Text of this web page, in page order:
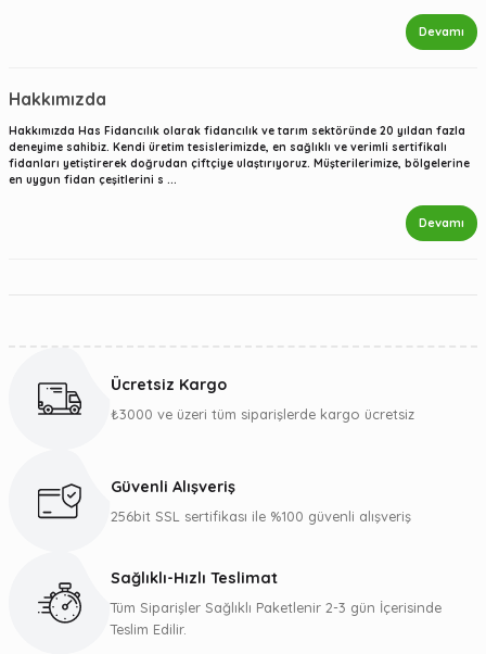
Devamı
Hakkımızda
Hakkımızda Has Fidancılık olarak fidancılık ve tarım sektöründe 20 yıldan fazla
deneyime sahibiz. Kendi üretim tesislerimizde, en sağlıklı ve verimli sertifikalı
fidanları yetiştirerek doğrudan çiftçiye ulaştırıyoruz. Müşterilerimize, bölgelerine
en uygun fidan çeşitlerini s ...
Devamı
Ücretsiz Kargo
₺3000 ve üzeri tüm siparişlerde kargo ücretsiz
Güvenli Alışveriş
256bit SSL sertifikası ile %100 güvenli alışveriş
Sağlıklı-Hızlı Teslimat
Tüm Siparişler Sağlıklı Paketlenir 2-3 gün İçerisinde
Teslim Edilir.